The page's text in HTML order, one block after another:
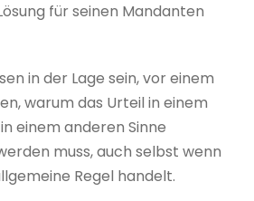
für seinen Mandanten
in der Lage sein, vor einem
warum das Urteil in einem
einem anderen Sinne
muss, auch selbst wenn
Regel handelt.